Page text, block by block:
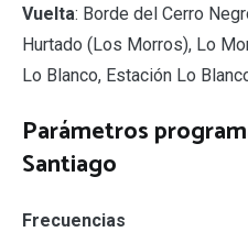
Vuelta: Borde del Cerro
Hurtado (Los Morros), Lo
Lo Blanco, Estación Lo
Parámetros
Santiago
Frecuencias